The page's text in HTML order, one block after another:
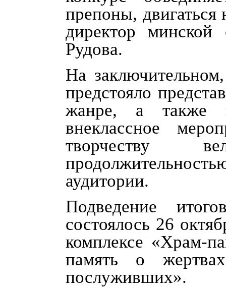
препоны, двигаться
директор
Рудова.
На
предстояло
жанре, а также
внеклассное
творчеству
аудитории.
Подведение
состоялось 26
комплексе «Храм-
память о
послуживших».